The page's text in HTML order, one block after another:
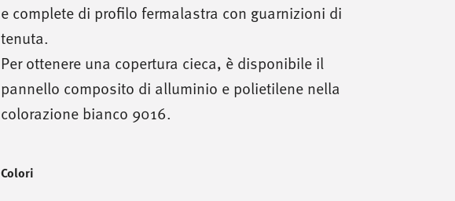
e complete di profilo fermalastra con guarnizioni di
tenuta.
Per ottenere una copertura cieca, è disponibile il
pannello composito di alluminio e polietilene nella
colorazione bianco 9016.
Colori